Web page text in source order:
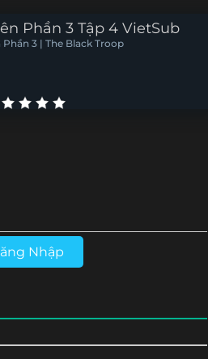
Tập 1
Phần 3 Tập 4 VietSub
3 | The Black Troop
Nhập